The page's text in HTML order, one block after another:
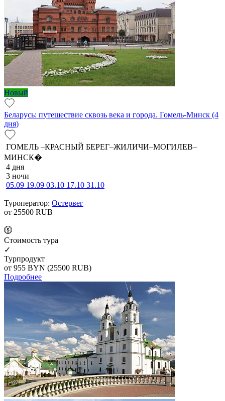
Новый
Беларусь: путешествие сквозь века и города. Гомель-Минск (4
дня)
ГОМЕЛЬ –КРАСНЫЙ БЕРЕГ–ЖИЛИЧИ–МОГИЛЕВ–
МИНСК�
4 дня
3 ночи
05.09 19.09 03.10 17.10 31.10
Туроператор: Остервег
от 25500 RUB
Cтоимость тура
✓
Турпродукт
от 955 BYN (25500 RUB)
Подробнее